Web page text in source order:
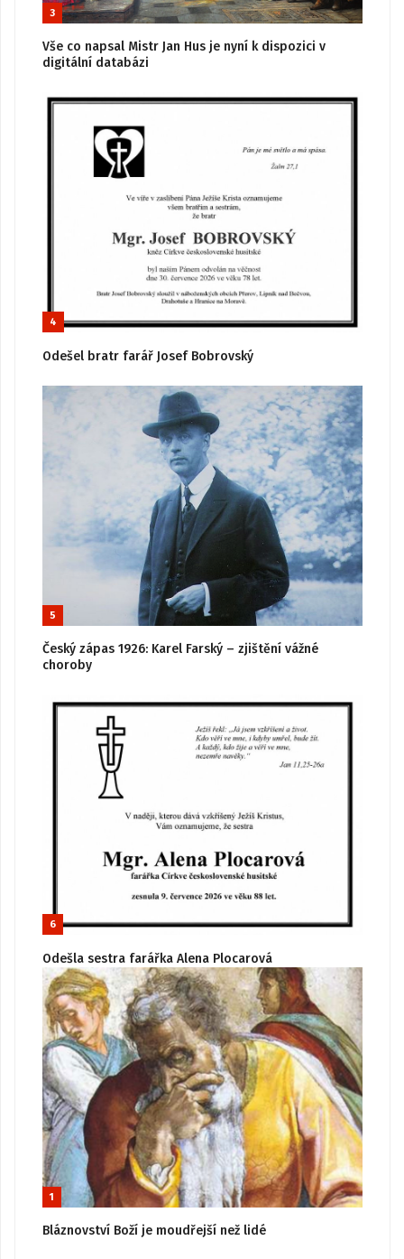
3
Vše co napsal Mistr Jan Hus je nyní k dispozici v
digitální databázi
4
Odešel bratr farář Josef Bobrovský
5
Český zápas 1926: Karel Farský – zjištění vážné
choroby
6
Odešla sestra farářka Alena Plocarová
1
Bláznovství Boží je moudřejší než lidé